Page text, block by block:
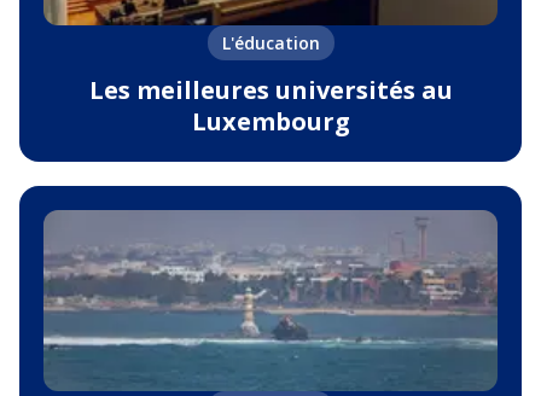
L'éducation
Les meilleures universités au
Luxembourg